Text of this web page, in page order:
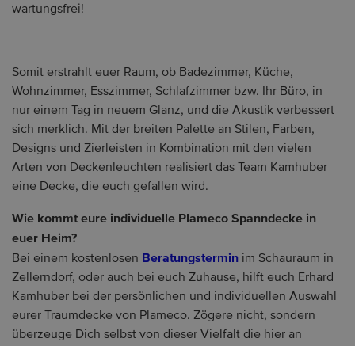
wartungsfrei!
Somit erstrahlt euer Raum, ob Badezimmer, Küche,
Wohnzimmer, Esszimmer, Schlafzimmer bzw. Ihr Büro, in
nur einem Tag in neuem Glanz, und die Akustik verbessert
sich merklich. Mit der breiten Palette an Stilen, Farben,
Designs und Zierleisten in Kombination mit den vielen
Arten von Deckenleuchten realisiert das Team Kamhuber
eine Decke, die euch gefallen wird.
Wie kommt eure individuelle Plameco Spanndecke in
euer Heim?
Bei einem kostenlosen Beratungstermin im Schauraum in
Zellerndorf, oder auch bei euch Zuhause, hilft euch Erhard
Kamhuber bei der persönlichen und individuellen Auswahl
eurer Traumdecke von Plameco. Zögere nicht, sondern
überzeuge Dich selbst von dieser Vielfalt die hier an